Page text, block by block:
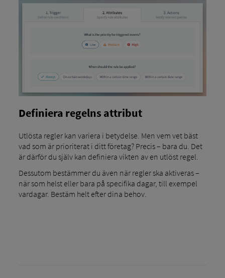
Definiera regelns attribut
Utlösta regler kan variera i betydelse. Men vem vet bäst
vad som är prioriterat i ditt företag? Precis – bara du. Det
är därför du själv kan definiera vikten av en utlöst regel.
Dessutom bestämmer du även när regler ska aktiveras –
när som helst eller bara på specifika dagar, till exempel
vardagar. Bestäm helt efter dina behov.